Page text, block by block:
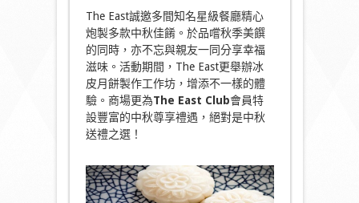
The East誠邀多間知名星級餐廳精心
炮製多款中秋佳餚。於品嚐秋季美饌
的同時，亦不忘與親友一同分享幸福
滋味。活動期間，The East更舉辦冰
皮月餅製作工作坊，增添不一樣的體
驗。商場更為The East Club會員特
設豐富的中秋尊享禮遇，絕對是中秋
送禮之選！